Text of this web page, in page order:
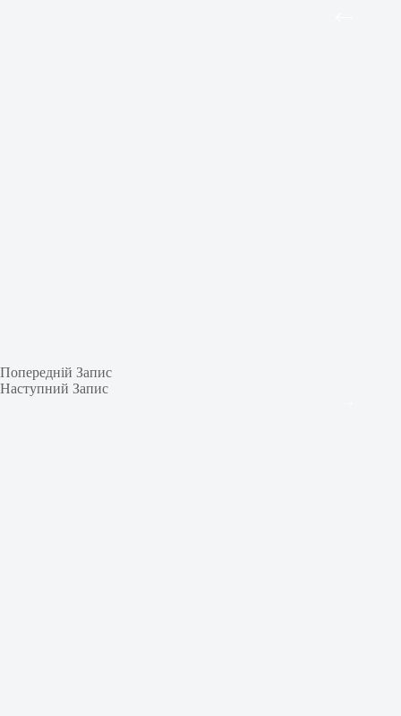
Попередній Запис
Наступний Запис